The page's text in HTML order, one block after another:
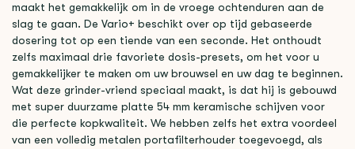
maakt het gemakkelijk om in de vroege ochtenduren aan de
slag te gaan. De Vario+ beschikt over op tijd gebaseerde
dosering tot op een tiende van een seconde. Het onthoudt
zelfs maximaal drie favoriete dosis-presets, om het voor u
gemakkelijker te maken om uw brouwsel en uw dag te beginnen.
Wat deze grinder-vriend speciaal maakt, is dat hij is gebouwd
met super duurzame platte 54 mm keramische schijven voor
die perfecte kopkwaliteit. We hebben zelfs het extra voordeel
van een volledig metalen portafilterhouder toegevoegd, als